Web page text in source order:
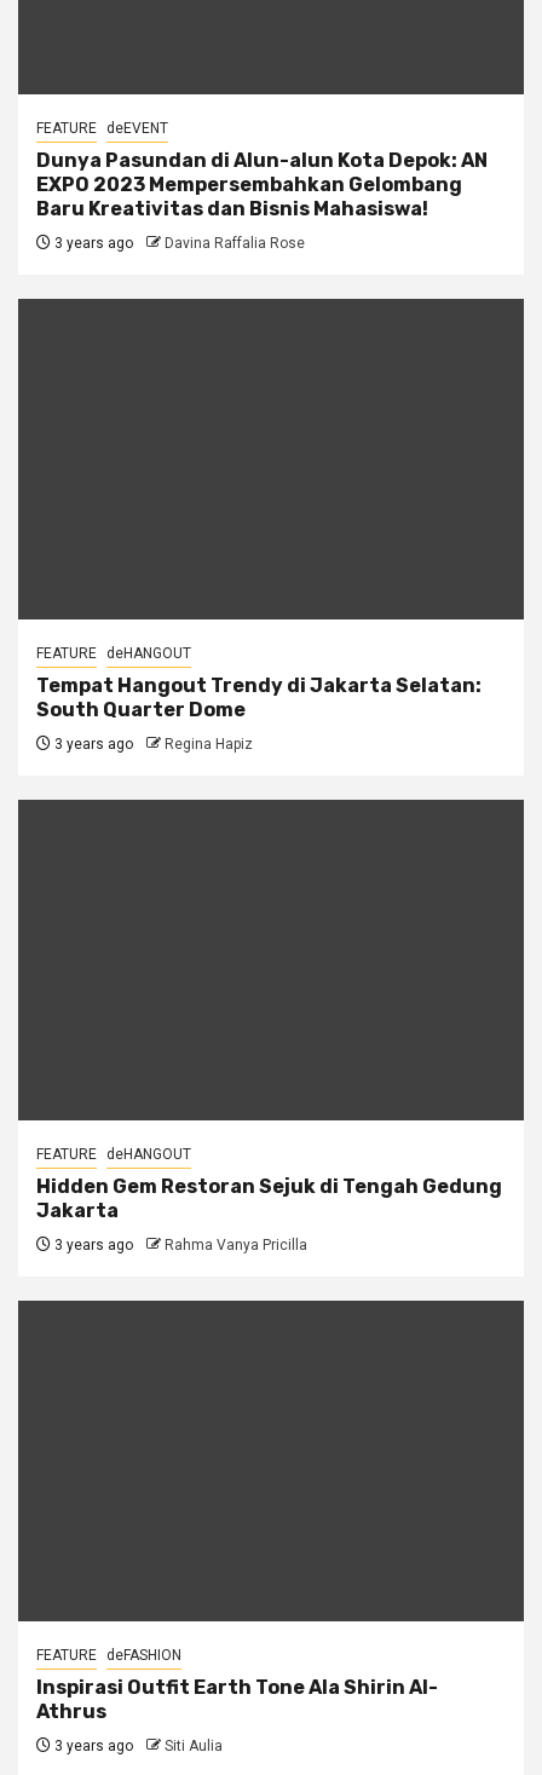
FEATURE deEVENT
Dunya Pasundan di Alun-alun Kota Depok: AN
EXPO 2023 Mempersembahkan Gelombang
Baru Kreativitas dan Bisnis Mahasiswa!
3 years ago Davina Raffalia Rose
FEATURE deHANGOUT
Tempat Hangout Trendy di Jakarta Selatan:
South Quarter Dome
3 years ago Regina Hapiz
FEATURE deHANGOUT
Hidden Gem Restoran Sejuk di Tengah Gedung
Jakarta
3 years ago Rahma Vanya Pricilla
FEATURE deFASHION
Inspirasi Outfit Earth Tone Ala Shirin Al-
Athrus
3 years ago Siti Aulia